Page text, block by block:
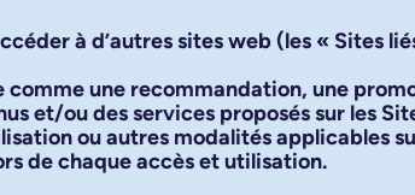
à d’autres sites web (les «Sites
une recommandation, une
et/ou des services proposés sur les
ou autres modalités applicables
de chaque accès et utilisation.